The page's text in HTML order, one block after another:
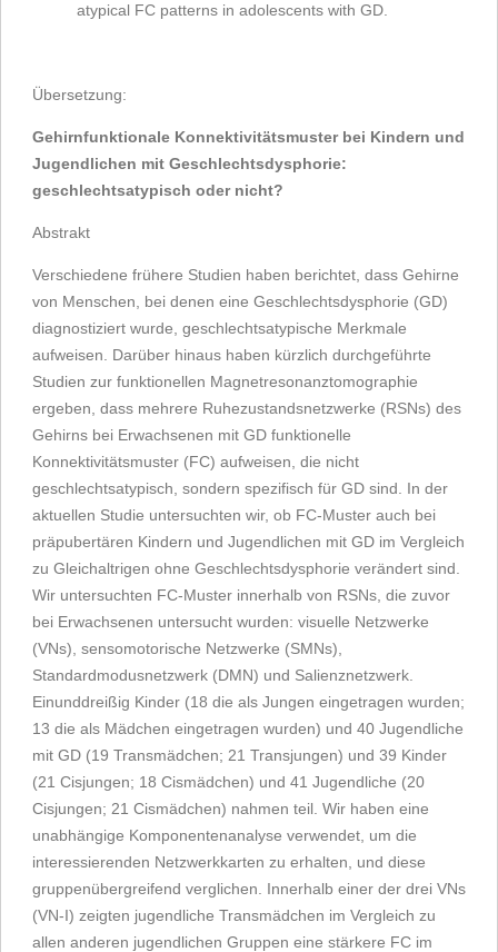
atypical FC patterns in adolescents with GD.
Übersetzung:
Gehirnfunktionale Konnektivitätsmuster bei Kindern und
Jugendlichen mit Geschlechtsdysphorie:
geschlechtsatypisch oder nicht?
Abstrakt
Verschiedene frühere Studien haben berichtet, dass Gehirne
von Menschen, bei denen eine Geschlechtsdysphorie (GD)
diagnostiziert wurde, geschlechtsatypische Merkmale
aufweisen. Darüber hinaus haben kürzlich durchgeführte
Studien zur funktionellen Magnetresonanztomographie
ergeben, dass mehrere Ruhezustandsnetzwerke (RSNs) des
Gehirns bei Erwachsenen mit GD funktionelle
Konnektivitätsmuster (FC) aufweisen, die nicht
geschlechtsatypisch, sondern spezifisch für GD sind. In der
aktuellen Studie untersuchten wir, ob FC-Muster auch bei
präpubertären Kindern und Jugendlichen mit GD im Vergleich
zu Gleichaltrigen ohne Geschlechtsdysphorie verändert sind.
Wir untersuchten FC-Muster innerhalb von RSNs, die zuvor
bei Erwachsenen untersucht wurden: visuelle Netzwerke
(VNs), sensomotorische Netzwerke (SMNs),
Standardmodusnetzwerk (DMN) und Salienznetzwerk.
Einunddreißig Kinder (18 die als Jungen eingetragen wurden;
13 die als Mädchen eingetragen wurden) und 40 Jugendliche
mit GD (19 Transmädchen; 21 Transjungen) und 39 Kinder
(21 Cisjungen; 18 Cismädchen) und 41 Jugendliche (20
Cisjungen; 21 Cismädchen) nahmen teil. Wir haben eine
unabhängige Komponentenanalyse verwendet, um die
interessierenden Netzwerkkarten zu erhalten, und diese
gruppenübergreifend verglichen. Innerhalb einer der drei VNs
(VN-I) zeigten jugendliche Transmädchen im Vergleich zu
allen anderen jugendlichen Gruppen eine stärkere FC im